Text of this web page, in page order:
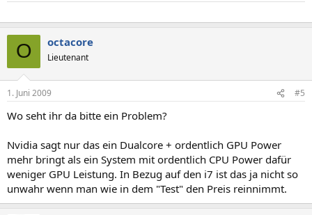
O octacore
Lieutenant
1. Juni 2009 #5
Wo seht ihr da bitte ein Problem?
Nvidia sagt nur das ein Dualcore + ordentlich GPU Power
mehr bringt als ein System mit ordentlich CPU Power dafür
weniger GPU Leistung. In Bezug auf den i7 ist das ja nicht so
unwahr wenn man wie in dem "Test" den Preis reinnimmt.